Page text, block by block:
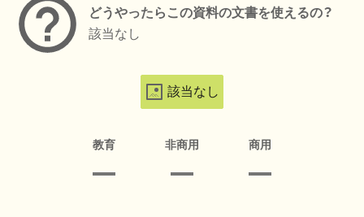
どうやったらこの資料の文書を使えるの？
該当なし
該当なし
教育 非商用 商用